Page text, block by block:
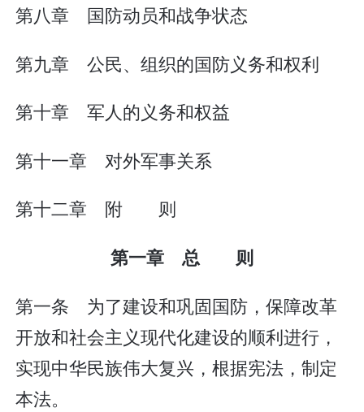
第八章 国防动员和战争状态
第九章 公民、组织的国防义务和权利
第十章 军人的义务和权益
第十一章 对外军事关系
第十二章 附 则
第一章 总 则
第一条 为了建设和巩固国防，保障改革
开放和社会主义现代化建设的顺利进行，
实现中华民族伟大复兴，根据宪法，制定
本法。